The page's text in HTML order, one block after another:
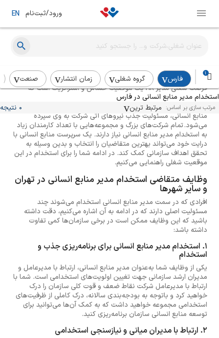
ورود/ثبت‌نام EN
1
فارس گروه شغلی زمان انتشار
صنعت
استخدام مدیر منابع انسانی در فارس
مرتب سازی بر اساس: مرتبط ترین 0 نتیجه
راهنمای استخدام مدیر منابع انسانی
فرصت شغلی مدیر HR یک موقعیت حساس و استراتژیک است که
می‌تواند در پیشبرد برنامه‌ریزی‌های بلندمدت یک مجموعه و
موفقیت‌های بلندمدت سازمانی کمک کند چرا که با استخدام سرپرست
منابع انسانی، مسئولیت جذب نیروهای آتی شرکت به وی سپرده
می‌شود. تمام شرکت‌های بزرگ و مجموعه‌هایی با تعداد کارمندان زیاد
به استخدام مدیر منابع انسانی نیاز دارند. یک سرپرست منابع انسانی با
درایت خود می‌تواند بهترین متقاضیان را انتخاب و بدین وسیله به
تحقق اهداف سازمانی کمک کند. در ادامه شما را برای استخدام در این
موقعیت شغلی راهنمایی می‌کنیم.
وظایف متقاضی استخدام مدیر منابع انسانی در تهران
و سایر شهرها
افرادی که در سمت مدیر منابع انسانی استخدام می‌شوند چند
مسئولیت اصلی دارند که در ادامه به آن اشاره می‌کنیم، دقت داشته
باشید که این وظایف ممکن است در برخی سازمان‌ها کمی تفاوت
داشته باشد:
1. استخدام مدیر منابع انسانی برای برنامه‌ریزی جذب و
استخدام
یکی از وظایف شما به‌عنوان مدیر منابع انسانی، ارتباط با مدیرعامل و
مدیران ارشد سازمانی جهت تغیین اولویت‌های استخدامی است. شما با
ارتباط با مدیرعامل شرکت نقاط ضعف و قوت کلی سازمان را درک
خواهید کرد و باتوجه به بودجه‌بندی سالانه، درک کاملی از ظرفیت‌های
استخدامی مجموعه خواهید داشت که به کمک آن‌ها می‌توانید برای
توسعه منابع انسانی سازمان برنامه‌ریزی کنید.
2. ارتباط با مدیران میانی و نیازسنجی استخدامی